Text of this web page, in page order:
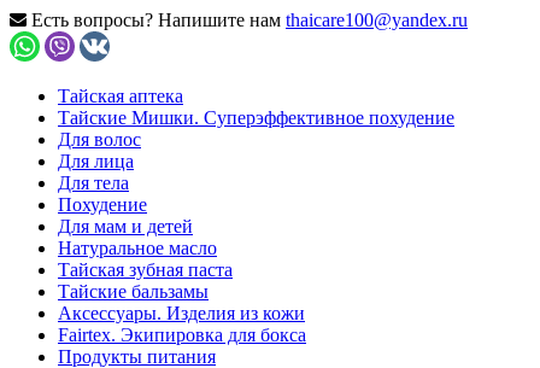
Есть вопросы? Напишите нам thaicare100@yandex.ru
Тайская аптека
Тайские Мишки. Суперэффективное похудение
Для волос
Для лица
Для тела
Похудение
Для мам и детей
Натуральное масло
Тайская зубная паста
Тайские бальзамы
Аксессуары. Изделия из кожи
Fairtex. Экипировка для бокса
Продукты питания